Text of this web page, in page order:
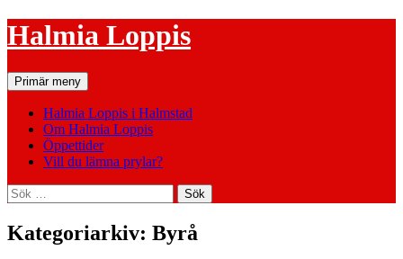
Hoppa
till
Halmia Loppis
SökPrimär meny
Halmia Loppis i Halmstad
Om Halmia Loppis
Öppettider
Vill du lämna prylar?
Sök
efter:
Kategoriarkiv: Byrå